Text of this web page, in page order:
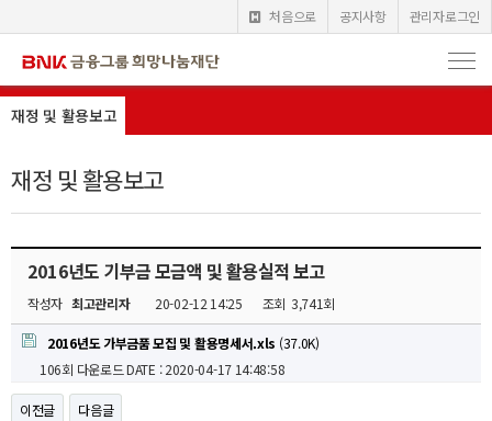
처음으로 공지사항 관리자로그인
재정 및 활용보고
재정 및 활용보고
2016년도 기부금 모금액 및 활용실적 보고
작성자 최고관리자 20-02-12 14:25 조회 3,741회
2016년도 가부금품 모집 및 활용명세서.xls (37.0K)
106회 다운로드DATE : 2020-04-17 14:48:58
이전글 다음글